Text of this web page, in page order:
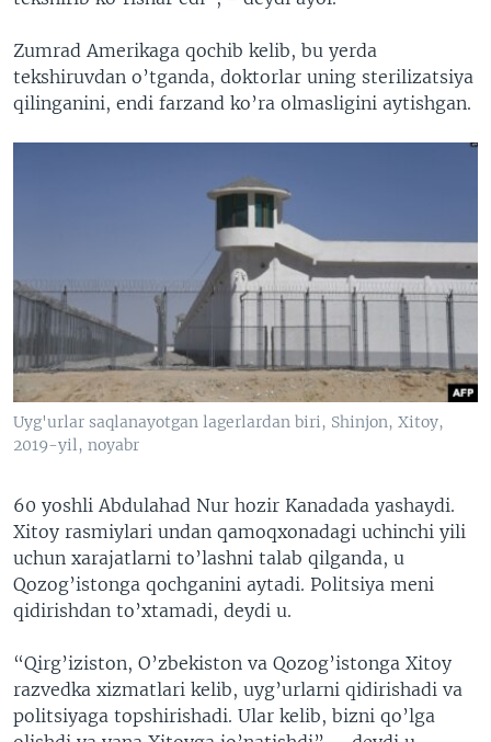
Zumrad Amerikaga qochib kelib, bu yerda
tekshiruvdan o’tganda, doktorlar uning sterilizatsiya
qilinganini, endi farzand ko’ra olmasligini aytishgan.
Uyg'urlar saqlanayotgan lagerlardan biri, Shinjon, Xitoy,
2019-yil, noyabr
60 yoshli Abdulahad Nur hozir Kanadada yashaydi.
Xitoy rasmiylari undan qamoqxonadagi uchinchi yili
uchun xarajatlarni to’lashni talab qilganda, u
Qozog’istonga qochganini aytadi. Politsiya meni
qidirishdan to’xtamadi, deydi u.
“Qirg’iziston, O’zbekiston va Qozog’istonga Xitoy
razvedka xizmatlari kelib, uyg’urlarni qidirishadi va
politsiyaga topshirishadi. Ular kelib, bizni qo’lga